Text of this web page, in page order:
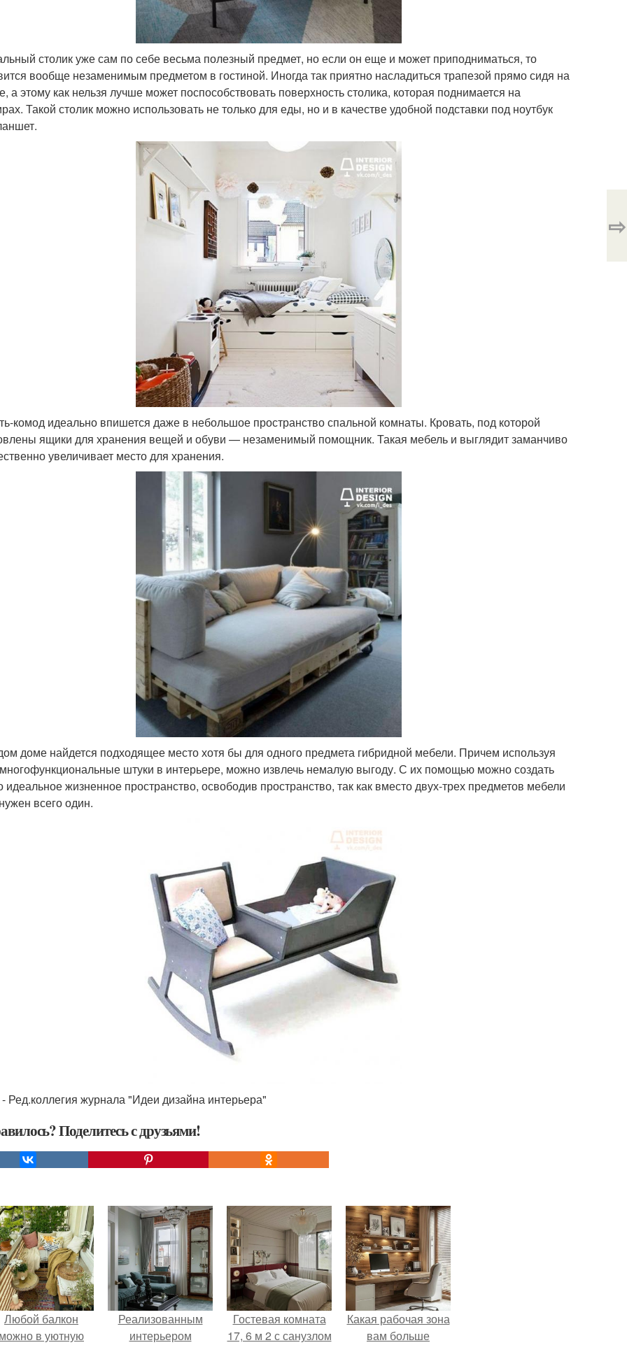
столик уже сам по себе весьма полезный предмет, но если он еще и может приподниматься, то
вообще незаменимым предметом в гостиной. Иногда так приятно насладиться трапезой прямо сидя на
а этому как нельзя лучше может поспособствовать поверхность столика, которая поднимается на
Такой столик можно использовать не только для еды, но и в качестве удобной подставки под ноутбук
комод идеально впишется даже в небольшое пространство спальной комнаты. Кровать, под которой
ящики для хранения вещей и обуви — незаменимый помощник. Такая мебель и выглядит заманчиво
увеличивает место для хранения.
доме найдется подходящее место хотя бы для одного предмета гибридной мебели. Причем используя
штуки в интерьере, можно извлечь немалую выгоду. С их помощью можно создать
идеальное жизненное пространство, освободив пространство, так как вместо двух-трех предметов мебели
всего один.
Ред.коллегия журнала "Идеи дизайна интерьера"
Поделитесь с друзьями!
⇨
Любой балкон
можно в уютную
Реализованным
интерьером
Гостевая комната
17, 6 м 2 с санузлом
Какая рабочая зона
вам больше